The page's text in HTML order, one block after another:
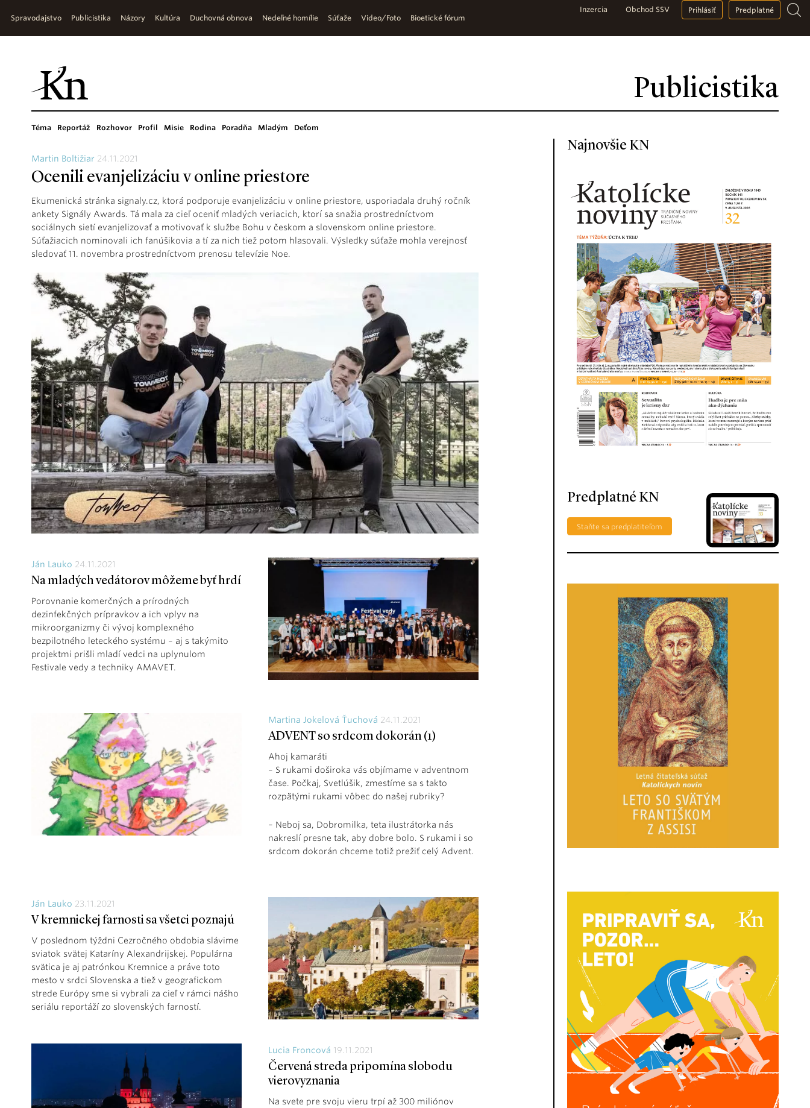
Publicistika
Spravodajstvo Publicistika Názory Kultúra Duchovná obnova Nedeľné homílie Súťaže Video/Foto Bioetické fórum
Inzercia Obchod SSV Prihlásiť Predplatné
Téma Reportáž Rozhovor Profil Misie Rodina Poradňa Mladým Deťom
Martin Boltižiar 24.11.2021
Ocenili evanjelizáciu v online priestore
Ekumenická stránka signaly.cz, ktorá podporuje evanjelizáciu v online priestore, usporiadala druhý ročník
ankety Signály Awards. Tá mala za cieľ oceniť mladých veriacich, ktorí sa snažia prostredníctvom
sociálnych sietí evanjelizovať a motivovať k službe Bohu v českom a slovenskom online priestore.
Súťažiacich nominovali ich fanúšikovia a tí za nich tiež potom hlasovali. Výsledky súťaže mohla verejnosť
sledovať 11. novembra prostredníctvom prenosu televízie Noe.
Ján Lauko 24.11.2021
Na mladých vedátorov môžeme byť hrdí
Porovnanie komerčných a prírodných
dezinfekčných prípravkov a ich vplyv na
mikroorganizmy či vývoj komplexného
bezpilotného leteckého systému – aj s takýmito
projektmi prišli mladí vedci na uplynulom
Festivale vedy a techniky AMAVET.
Martina Jokelová Ťuchová 24.11.2021
ADVENT so srdcom dokorán (1)
Ahoj kamaráti
– S rukami doširoka vás objímame v adventnom
čase. Počkaj, Svetlúšik, zmestíme sa s takto
rozpätými rukami vôbec do našej rubriky?
– Neboj sa, Dobromilka, teta ilustrátorka nás
nakreslí presne tak, aby dobre bolo. S rukami i so
srdcom dokorán chceme totiž prežiť celý Advent.
Ján Lauko 23.11.2021
V kremnickej farnosti sa všetci poznajú
V poslednom týždni Cezročného obdobia slávime
sviatok svätej Kataríny Alexandrijskej. Populárna
svätica je aj patrónkou Kremnice a práve toto
mesto v srdci Slovenska a tiež v geografickom
strede Európy sme si vybrali za cieľ v rámci nášho
seriálu reportáží zo slovenských farností.
Lucia Froncová 19.11.2021
Červená streda pripomína slobodu
vierovyznania
Na svete pre svoju vieru trpí až 300 miliónov
Najnovšie KN
Predplatné KN
Staňte sa predplatiteľom